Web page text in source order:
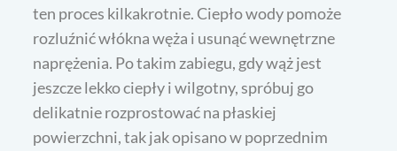
ten proces kilkakrotnie. Ciepło wody pomoże
rozluźnić włókna węża i usunąć wewnętrzne
naprężenia. Po takim zabiegu, gdy wąż jest
jeszcze lekko ciepły i wilgotny, spróbuj go
delikatnie rozprostować na płaskiej
powierzchni, tak jak opisano w poprzednim